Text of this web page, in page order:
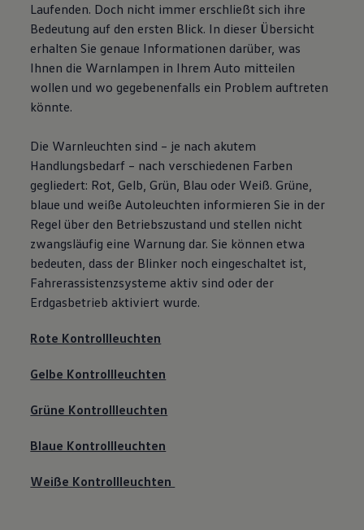
Laufenden. Doch nicht immer erschließt sich ihre
Bedeutung auf den ersten Blick. In dieser Übersicht
erhalten Sie genaue Informationen darüber, was
Ihnen die Warnlampen in Ihrem Auto mitteilen
wollen und wo gegebenenfalls ein Problem auftreten
könnte.
Die Warnleuchten sind – je nach akutem
Handlungsbedarf – nach verschiedenen Farben
gegliedert: Rot, Gelb, Grün, Blau oder Weiß. Grüne,
blaue und weiße Autoleuchten informieren Sie in der
Regel über den Betriebszustand und stellen nicht
zwangsläufig eine Warnung dar. Sie können etwa
bedeuten, dass der Blinker noch eingeschaltet ist,
Fahrerassistenzsysteme aktiv sind oder der
Erdgasbetrieb aktiviert wurde.
Rote Kontrollleuchten
Gelbe Kontrollleuchten
Grüne Kontrollleuchten
Blaue Kontrollleuchten
Weiße Kontrollleuchten